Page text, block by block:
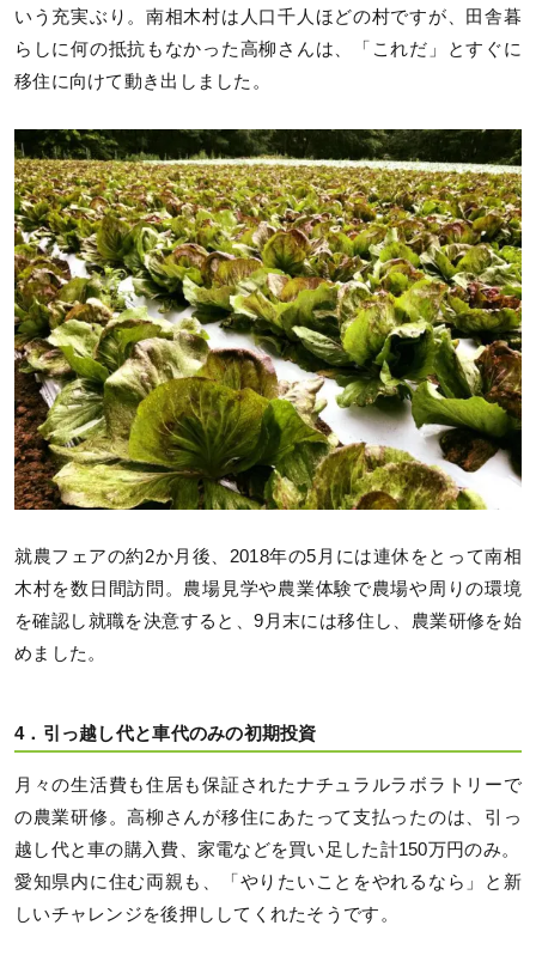
いう充実ぶり。南相木村は人口千人ほどの村ですが、田舎暮
らしに何の抵抗もなかった高柳さんは、「これだ」とすぐに
移住に向けて動き出しました。
就農フェアの約2か月後、2018年の5月には連休をとって南相
木村を数日間訪問。農場見学や農業体験で農場や周りの環境
を確認し就職を決意すると、9月末には移住し、農業研修を始
めました。
4．引っ越し代と車代のみの初期投資
月々の生活費も住居も保証されたナチュラルラボラトリーで
の農業研修。高柳さんが移住にあたって支払ったのは、引っ
越し代と車の購入費、家電などを買い足した計150万円のみ。
愛知県内に住む両親も、「やりたいことをやれるなら」と新
しいチャレンジを後押ししてくれたそうです。